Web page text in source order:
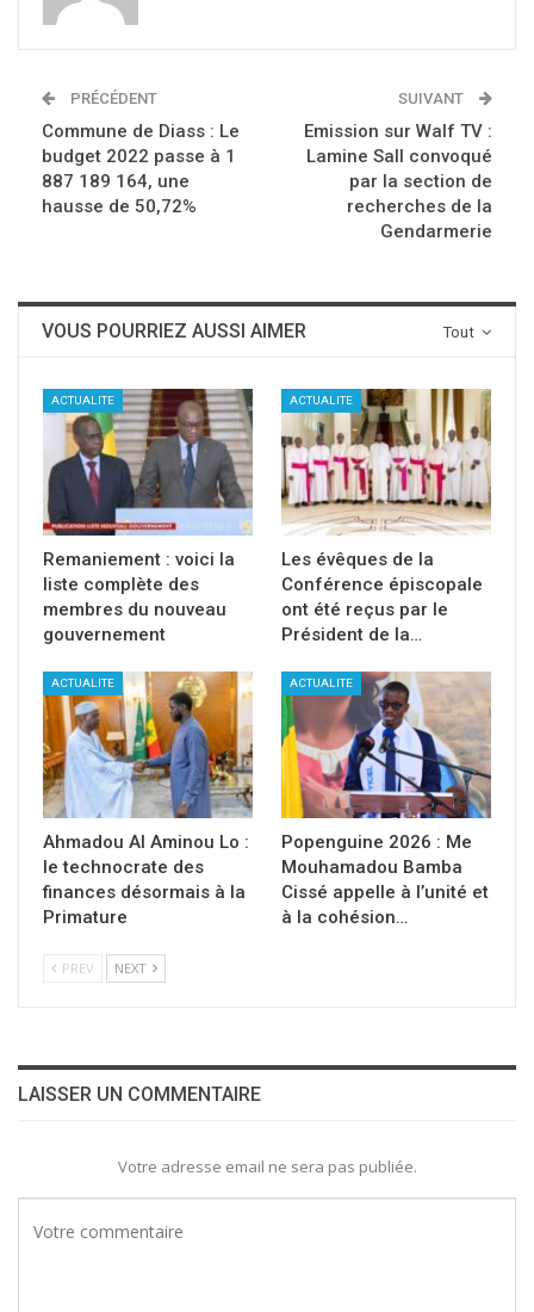
PRÉCÉDENT
Commune de Diass : Le
budget 2022 passe à 1
887 189 164, une
hausse de 50,72%
SUIVANT
Emission sur Walf TV :
Lamine Sall convoqué
par la section de
recherches de la
Gendarmerie
Tout
VOUS POURRIEZ AUSSI AIMER
ACTUALITE
Remaniement : voici la
liste complète des
membres du nouveau
gouvernement
ACTUALITE
Les évêques de la
Conférence épiscopale
ont été reçus par le
Président de la…
ACTUALITE
Ahmadou Al Aminou Lo :
le technocrate des
finances désormais à la
Primature
ACTUALITE
Popenguine 2026 : Me
Mouhamadou Bamba
Cissé appelle à l’unité et
à la cohésion…
PREV NEXT
LAISSER UN COMMENTAIRE
Votre adresse email ne sera pas publiée.